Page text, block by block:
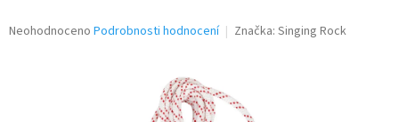
Průměrné
Neohodnoceno Podrobnosti hodnocení Značka: Singing Rock